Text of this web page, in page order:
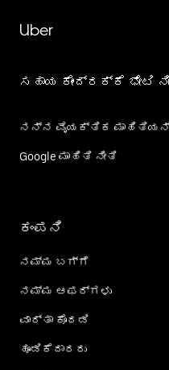
Uber
ಸಹಾಯ ಕೇಂದ್ರಕ್ಕೆ ಭೇಟಿ
ನನ್ನ ವೈಯಕ್ತಿಕ
Google ಮಾಹಿತಿ ನೀತಿ
ಕಂಪನಿ
ನಮ್ಮ ಬಗ್ಗೆ
ನಮ್ಮ ಆಫರ್‌ಗಳು
ವಾರ್ತಾ ಕೊಠಡಿ
ಹೂಡಿಕೆದಾರರು